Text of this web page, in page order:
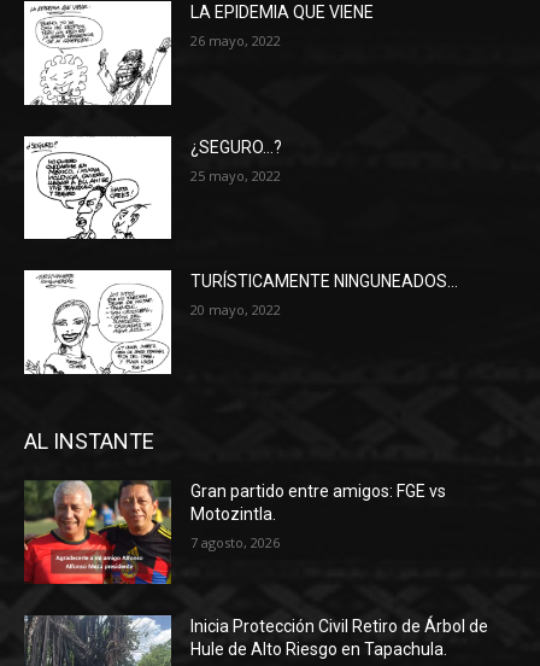
LA EPIDEMIA QUE VIENE
26 mayo, 2022
¿SEGURO…?
25 mayo, 2022
TURÍSTICAMENTE NINGUNEADOS…
20 mayo, 2022
AL INSTANTE
Gran partido entre amigos: FGE vs
Motozintla.
7 agosto, 2026
Inicia Protección Civil Retiro de Árbol de
Hule de Alto Riesgo en Tapachula.